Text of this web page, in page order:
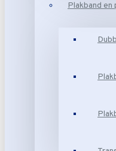
Plakband en